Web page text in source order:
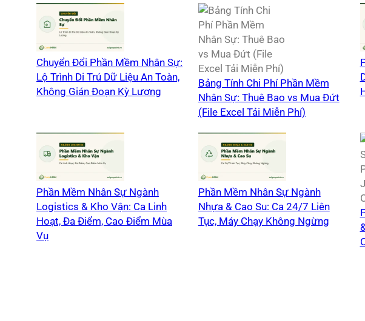
Chuyển Đổi Phần Mềm Nhân Sự:
Lộ Trình Di Trú Dữ Liệu An Toàn,
Không Gián Đoạn Kỳ Lương
Bảng Tính Chi Phí Phần Mềm
Nhân Sự: Thuê Bao vs Mua Đứt
(File Excel Tải Miễn Phí)
Phần Mềm Nhân Sự Ngành
Logistics & Kho Vận: Ca Linh
Hoạt, Đa Điểm, Cao Điểm Mùa
Vụ
Phần Mềm Nhân Sự Ngành
Nhựa & Cao Su: Ca 24/7 Liên
Tục, Máy Chạy Không Ngừng